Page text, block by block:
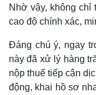
Hồ sơ
Nhờ vậy, không chỉ
cao độ chính xác,
Đáng chú ý, ngay
này đã xử lý hàng
nộp thuế tiếp cận
động, khai hồ sơ